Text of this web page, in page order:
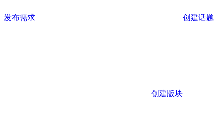
发布需求 创建话题
创建版块